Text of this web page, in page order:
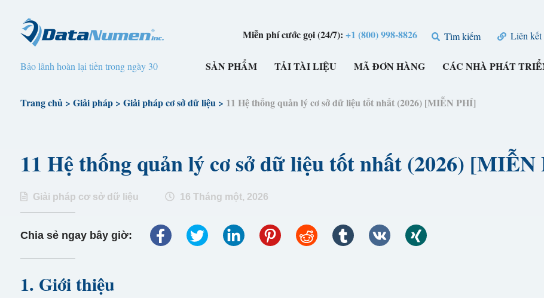
Miễn phí cước gọi (24/7):+1 (800) 998-8826 Tìm kiếm Liên kết
Bảo lãnh hoàn lại tiền trong ngày 30 SẢN PHẨM TẢI TÀI LIỆU MÃ ĐƠN HÀNG CÁC NHÀ PHÁT
Trang chủ> Giải pháp> Giải pháp cơ sở dữ liệu> 11 Hệ thống quản lý cơ sở dữ liệu tốt nhất (2026) [MIỄN PHÍ]
11 Hệ thống quản lý cơ sở dữ liệu tốt nhất (2026)
Giải pháp cơ sở dữ liệu 16 Tháng một, 2026
Chia sẻ ngay bây giờ:
1. Giới thiệu